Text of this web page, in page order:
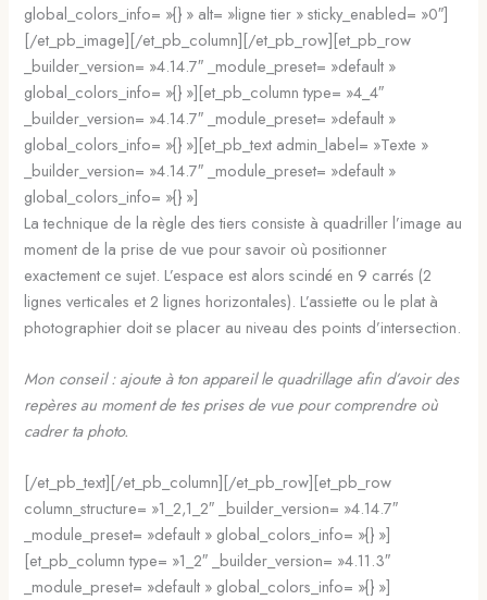
global_colors_info= »{} » alt= »ligne tier » sticky_enabled= »0″]
[/et_pb_image][/et_pb_column][/et_pb_row][et_pb_row
_builder_version= »4.14.7″ _module_preset= »default »
global_colors_info= »{} »][et_pb_column type= »4_4″
_builder_version= »4.14.7″ _module_preset= »default »
global_colors_info= »{} »][et_pb_text admin_label= »Texte »
_builder_version= »4.14.7″ _module_preset= »default »
global_colors_info= »{} »]
La technique de la règle des tiers consiste à quadriller l’image au
moment de la prise de vue pour savoir où positionner
exactement ce sujet. L’espace est alors scindé en 9 carrés (2
lignes verticales et 2 lignes horizontales). L’assiette ou le plat à
photographier doit se placer au niveau des points d’intersection.
Mon conseil : ajoute à ton appareil le quadrillage afin d’avoir des
repères au moment de tes prises de vue pour comprendre où
cadrer ta photo.
[/et_pb_text][/et_pb_column][/et_pb_row][et_pb_row
column_structure= »1_2,1_2″ _builder_version= »4.14.7″
_module_preset= »default » global_colors_info= »{} »]
[et_pb_column type= »1_2″ _builder_version= »4.11.3″
_module_preset= »default » global_colors_info= »{} »]